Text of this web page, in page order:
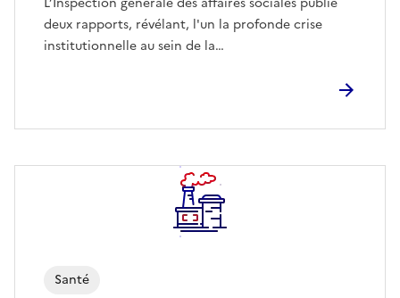
deux rapports, révélant, l'un la profonde crise
institutionnelle au sein de la…
Santé